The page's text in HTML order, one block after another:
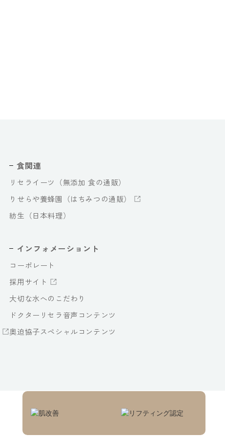
食関連
リセライーツ（無添加 食の通販）
りせらや養蜂園（はちみつの通販）
紡生（日本料理）
インフォメーショント
コーポレート
採用サイト
大切な水へのこだわり
ドクターリセラ音声コンテンツ
奥迫協子スペシャルコンテンツ